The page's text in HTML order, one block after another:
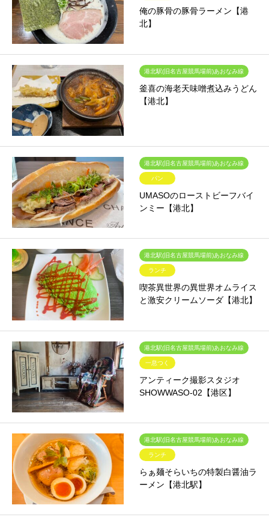
俺の豚骨の豚骨ラーメン【港
北】
港北駅(旧名古屋競馬場前)あおなみ線
釜喜の海老天味噌煮込みうどん
【港北】
港北駅(旧名古屋競馬場前)あおなみ線
パン
UMASOのローストビーフバイ
ンミー【港北】
港北駅(旧名古屋競馬場前)あおなみ線
ランチ
喫茶異世界の異世界オムライス
と激安クリームソーダ【港北】
港北駅(旧名古屋競馬場前)あおなみ線
一息つく
アンティーク撮影スタジオ
SHOWWASO-02【港区】
港北駅(旧名古屋競馬場前)あおなみ線
ランチ
らぁ麺そらいちの特製白醤油ラ
ーメン【港北駅】